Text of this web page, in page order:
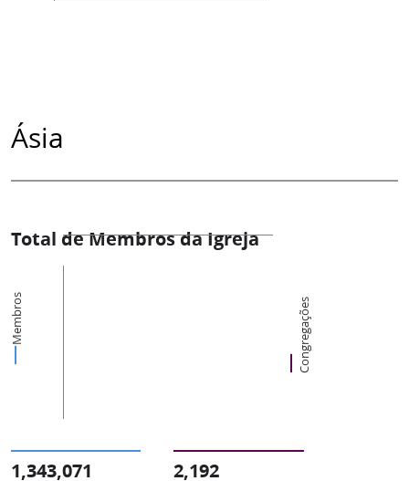
Ásia
Total de Membros da Igreja
Membros Congregações
1,343,071 2,192